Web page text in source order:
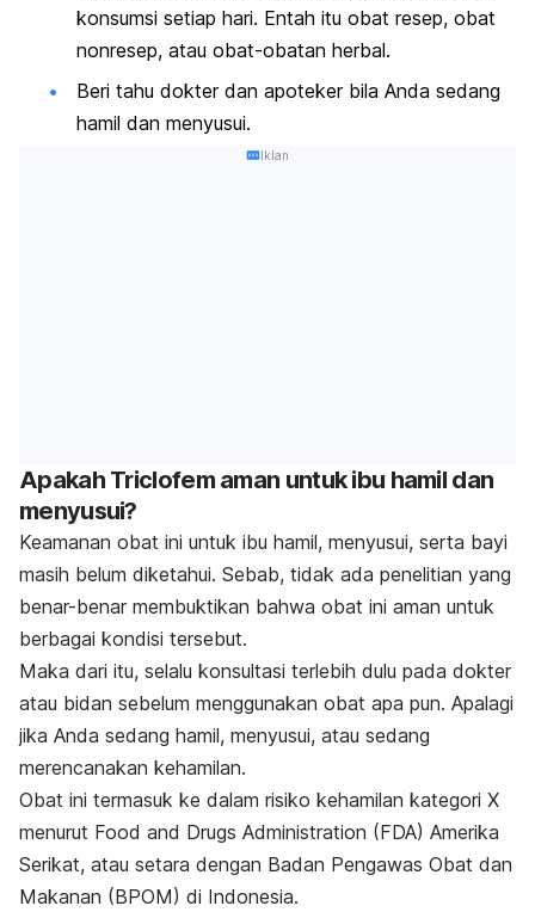
konsumsi setiap hari. Entah itu obat resep, obat
nonresep, atau obat-obatan herbal.
Beri tahu dokter dan apoteker bila Anda sedang
hamil dan menyusui.
Iklan
Apakah Triclofem aman untuk ibu hamil dan
menyusui?
Keamanan obat ini untuk ibu hamil, menyusui, serta bayi
masih belum diketahui. Sebab, tidak ada penelitian yang
benar-benar membuktikan bahwa obat ini aman untuk
berbagai kondisi tersebut.
Maka dari itu, selalu konsultasi terlebih dulu pada dokter
atau bidan sebelum menggunakan obat apa pun. Apalagi
jika Anda sedang hamil, menyusui, atau sedang
merencanakan kehamilan.
Obat ini termasuk ke dalam risiko kehamilan kategori X
menurut Food and Drugs Administration (FDA) Amerika
Serikat, atau setara dengan Badan Pengawas Obat dan
Makanan (BPOM) di Indonesia.